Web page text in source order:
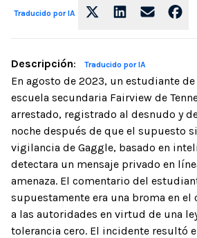
Traducido por IA
Descripción: Traducido por IA
En agosto de 2023, un estudiante de
escuela secundaria Fairview de
arrestado, registrado al desnudo y
noche después de que el supuesto
vigilancia de Gaggle, basado en
detectara un mensaje privado en
amenaza. El comentario del
supuestamente era una broma en el
a las autoridades en virtud de una
tolerancia cero. El incidente resultó